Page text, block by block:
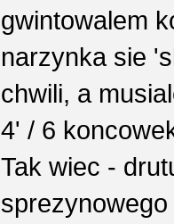
gwintowalem
narzynka sie
chwili, a
4' / 6
Tak wiec -